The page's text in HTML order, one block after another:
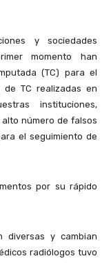
y sociedades
momento han
(TC) para el
TC realizadas en
instituciones,
número de falsos
el seguimiento de
por su rápido
diversas y cambian
radiólogos tuvo